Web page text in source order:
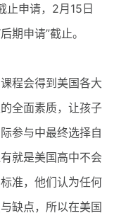
止申请，2月15日
期申请”截止。
程会得到美国各大
全面素质，让孩子
参与中最终选择自
就是美国高中不会
准，他们认为任何
缺点，所以在美国